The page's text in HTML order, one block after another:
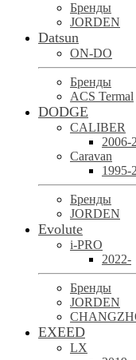
Бренды
JORDEN
Datsun
ON-DO
Бренды
ACS Termal
DODGE
CALIBER
2006-
Caravan
1995-
Бренды
JORDEN
Evolute
i-PRO
2022-
Бренды
JORDEN
EXEED
LX